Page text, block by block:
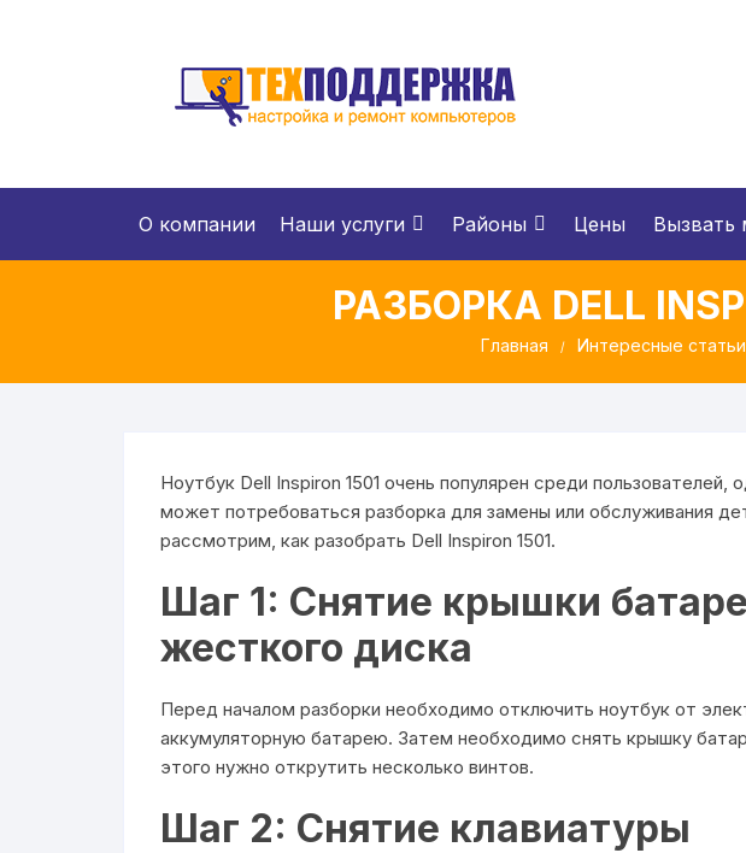
О компании Наши услуги Районы Цены Вызвать
РАЗБОРКА DELL
Главная Интересные статьи
Ноутбук Dell Inspiron 1501 очень популярен среди пользователей,
может потребоваться разборка для замены или обслуживания
рассмотрим, как разобрать Dell Inspiron 1501.
Шаг 1: Снятие крышки
жесткого диска
Перед началом разборки необходимо отключить ноутбук от
аккумуляторную батарею. Затем необходимо снять крышку
этого нужно открутить несколько винтов.
Шаг 2: Снятие клавиатуры